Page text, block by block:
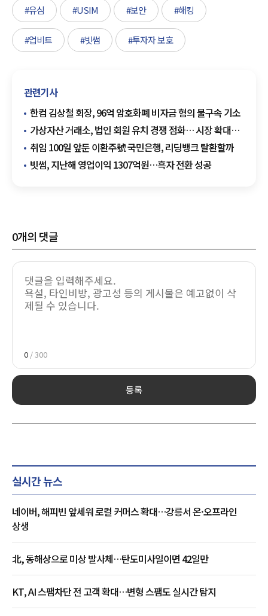
#유심 #USIM #보안 #해킹
#업비트 #빗썸 #투자자 보호
관련기사
한컴 김상철 회장, 96억 암호화폐 비자금 혐의 불구속 기소
가상자산 거래소, 법인 회원 유치 경쟁 점화… 시장 확대
기대감
취임 100일 앞둔 이환주號 국민은행, 리딩뱅크 탈환할까
빗썸, 지난해 영업이익 1307억원…흑자 전환 성공
0개의 댓글
0 / 300
등록
실시간 뉴스
네이버, 해피빈 앞세워 로컬 커머스 확대…강릉서 온·오프라인
상생
北, 동해상으로 미상 발사체…탄도미사일이면 42일만
KT, AI 스팸차단 전 고객 확대…변형 스팸도 실시간 탐지